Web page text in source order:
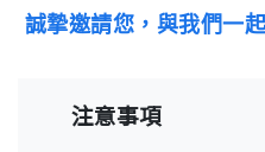
誠摯邀請您，與我們一
注意事項